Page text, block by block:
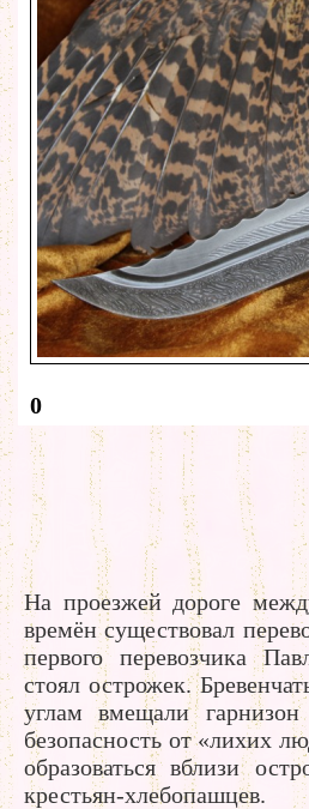
0
На проезжей дороге
времён существовал
первого перевозчика
стоял острожек.
углам вмещали
безопасность от «лихих
образоваться вблизи
крестьян-хлебопашцев.